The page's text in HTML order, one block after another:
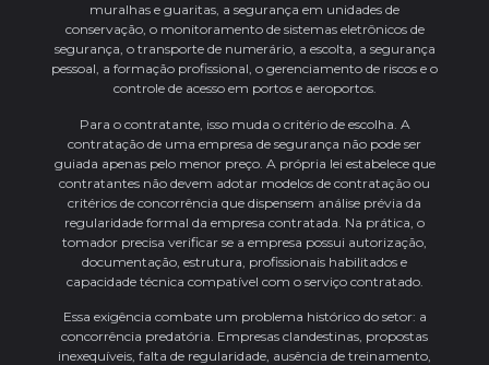
muralhas e guaritas, a segurança em unidades de
conservação, o monitoramento de sistemas eletrônicos de
segurança, o transporte de numerário, a escolta, a segurança
pessoal, a formação profissional, o gerenciamento de riscos e o
controle de acesso em portos e aeroportos.
Para o contratante, isso muda o critério de escolha. A
contratação de uma empresa de segurança não pode ser
guiada apenas pelo menor preço. A própria lei estabelece que
contratantes não devem adotar modelos de contratação ou
critérios de concorrência que dispensem análise prévia da
regularidade formal da empresa contratada. Na prática, o
tomador precisa verificar se a empresa possui autorização,
documentação, estrutura, profissionais habilitados e
capacidade técnica compatível com o serviço contratado.
Essa exigência combate um problema histórico do setor: a
concorrência predatória. Empresas clandestinas, propostas
inexequíveis, falta de regularidade, ausência de treinamento,